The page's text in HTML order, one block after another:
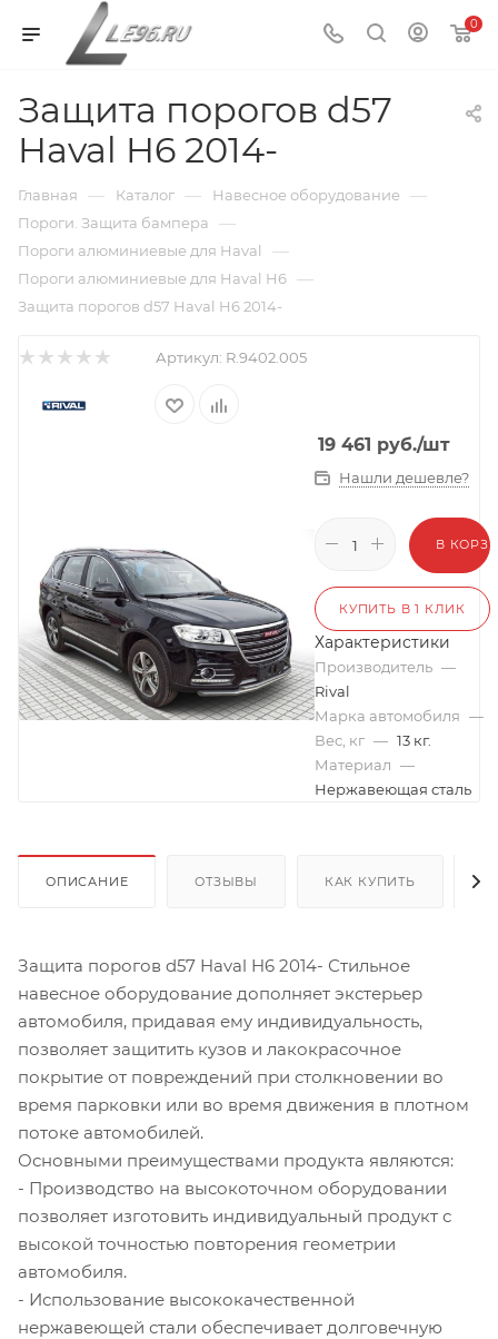
0
Защита порогов d57
Haval H6 2014-
Главная — Каталог — Навесное оборудование —
Пороги. Защита бампера —
Пороги алюминиевые для Haval —
Пороги алюминиевые для Haval H6 —
Защита порогов d57 Haval H6 2014-
Артикул: R.9402.005
19 461 руб./шт
Нашли дешевле?
В
КУПИТЬ В 1 КЛИК
Характеристики
Производитель —
Rival
Марка автомобиля —
Вес, кг — 13 кг.
Материал —
Нержавеющая сталь
ОПИСАНИЕ ОТЗЫВЫ КАК КУПИТЬ
Защита порогов d57 Haval H6 2014- Стильное
навесное оборудование дополняет экстерьер
автомобиля, придавая ему индивидуальность,
позволяет защитить кузов и лакокрасочное
покрытие от повреждений при столкновении во
время парковки или во время движения в плотном
потоке автомобилей.
Основными преимуществами продукта являются:
- Производство на высокоточном оборудовании
позволяет изготовить индивидуальный продукт с
высокой точностью повторения геометрии
автомобиля.
- Использование высококачественной
нержавеющей стали обеспечивает долговечную